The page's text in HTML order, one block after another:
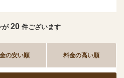
が 20件ございます
の安い順 料金の高い順